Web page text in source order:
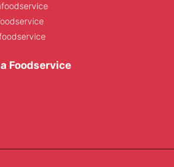
Foodservice